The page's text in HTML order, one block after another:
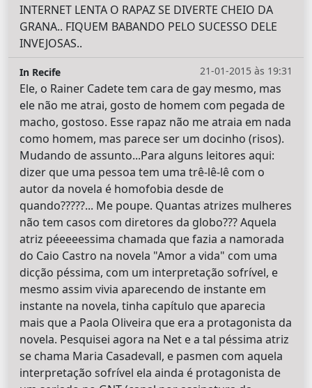
INTERNET LENTA O RAPAZ SE DIVERTE CHEIO DA
GRANA.. FIQUEM BABANDO PELO SUCESSO DELE
INVEJOSAS..
21-01-2015 às 19:31
In Recife
Ele, o Rainer Cadete tem cara de gay mesmo, mas
ele não me atrai, gosto de homem com pegada de
macho, gostoso. Esse rapaz não me atraia em nada
como homem, mas parece ser um docinho (risos).
Mudando de assunto...Para alguns leitores aqui:
dizer que uma pessoa tem uma trê-lê-lê com o
autor da novela é homofobia desde de
quando?????... Me poupe. Quantas atrizes mulheres
não tem casos com diretores da globo??? Aquela
atriz péeeeessima chamada que fazia a namorada
do Caio Castro na novela "Amor a vida" com uma
dicção péssima, com um interpretação sofrível, e
mesmo assim vivia aparecendo de instante em
instante na novela, tinha capítulo que aparecia
mais que a Paola Oliveira que era a protagonista da
novela. Pesquisei agora na Net e a tal péssima atriz
se chama Maria Casadevall, e pasmen com aquela
interpretação sofrível ela ainda é protagonista de